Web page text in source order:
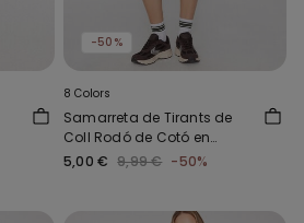
-50%
8 Colors
Samarreta de Tirants de
Coll Rodó de Cotó en
Canalé
5,00 € 9,99 € -50%